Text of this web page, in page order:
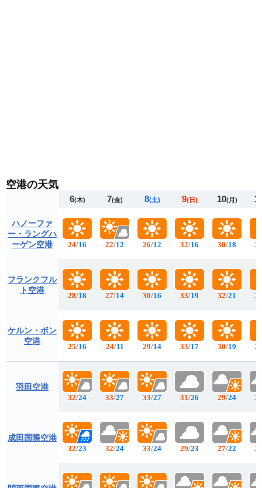
空港の天気
ハノーファ
ー・ラングハ
ーゲン空港
フランクフル
ト空港
ケルン・ボン
空港
羽田空港
成田国際空港
6(木)
24/16
28/18
25/16
32/24
32/23
7(金)
22/12
27/14
24/11
33/27
32/24
8(土)
26/12
30/16
29/14
33/27
33/24
9(日)
32/16
33/19
33/17
31/26
29/23
10(月)
30/18
32/21
30/19
29/24
27/22